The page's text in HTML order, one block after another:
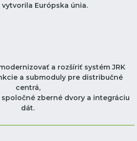
vytvorila Európska únia.
a rozšíriť systém JRK
a submoduly pre distribučné
centrá,
zberné dvory a integráciu
dát.